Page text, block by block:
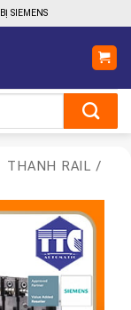
SIEMENS
THANH RAIL /